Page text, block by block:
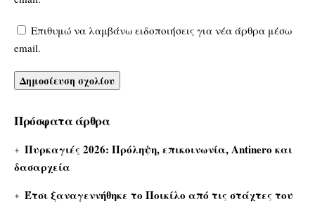
Επιθυμώ να λαμβάνω ειδοποιήσεις για νέα άρθρα μέσω
email.
Πρόσφατα άρθρα
Πυρκαγιές 2026: Πρόληψη, επικοινωνία, Antinero και
δασαρχεία
Έτσι ξαναγεννήθηκε το Ποικίλο από τις στάχτες του